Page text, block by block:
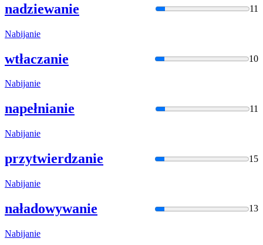
nadziewanie 11
Nabijanie
wtłaczanie 10
Nabijanie
napełnianie 11
Nabijanie
przytwierdzanie 15
Nabijanie
naładowywanie 13
Nabijanie